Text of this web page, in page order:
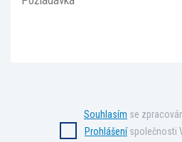
Souhlasím se
Prohlášeníspolečnosti